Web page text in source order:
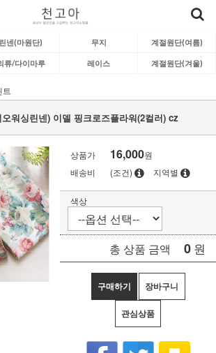
린넨(마원단) 무지 계절원단(여름)
류/다이마루 레이스 계절원단(겨울)
워싱린넨) 이델 핑크로즈플라워(2컬러) cz
상품가 16,000원
배송비
(조건) 지역별
색상
총 상품 금액 0 원
구매하기 장바구니
관심상품